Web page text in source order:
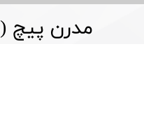
مدرن پیچ